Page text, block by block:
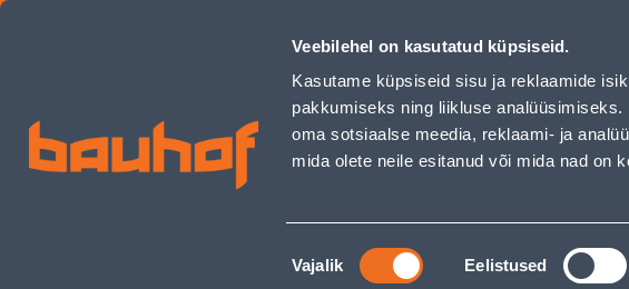
Veebilehel on kasutatud küpsiseid.
Kasutame küpsiseid sisu ja reklaamide
pakkumiseks ning liikluse
oma sotsiaalse meedia, reklaami- ja
mida olete neile esitanud või mida nad on
Nõusoleku
valik
Vajalik Eelistused
Кабельные зажимы - Bauhof has loaded
Обслуживание бизнес-клиентов Обслуживание
АКЦИИ КАТАЛОГИ